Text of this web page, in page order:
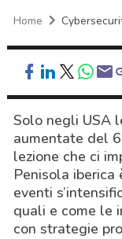
Home
Solo negli USA
aumentate del
lezione che ci
Penisola iberica
eventi
quali e come le
con strategie